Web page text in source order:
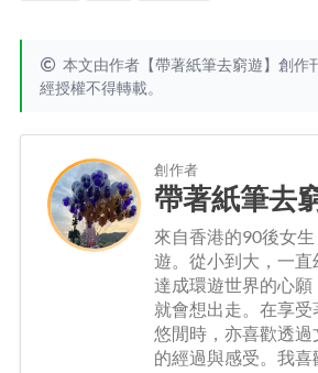
本文由作者【帶著紙筆去窮遊】創作
經授權不得轉載。
創作者
帶著紙筆去
來自香港的90後女
遊。從小到大，一直
達成環遊世界的心願
就會想出走。在享受
悠閒時，亦喜歡透過
的經過與感受。我喜